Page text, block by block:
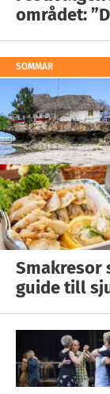
området:
SOMMAR
Smakresor
guide till